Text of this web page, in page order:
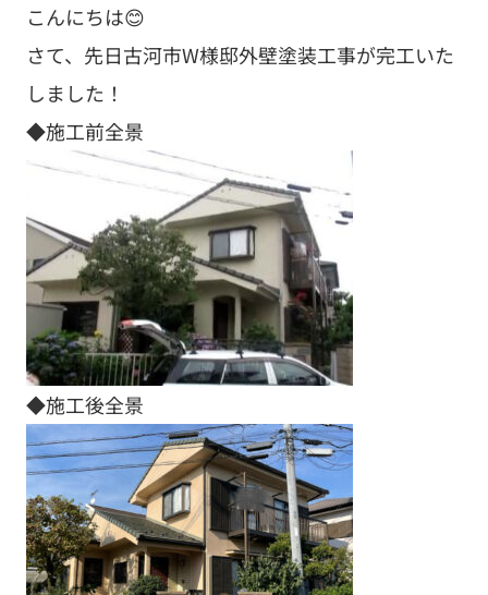
こんにちは😊
さて、先日古河市W様邸外壁塗装工事が完工いた
しました！
◆施工前全景
◆施工後全景